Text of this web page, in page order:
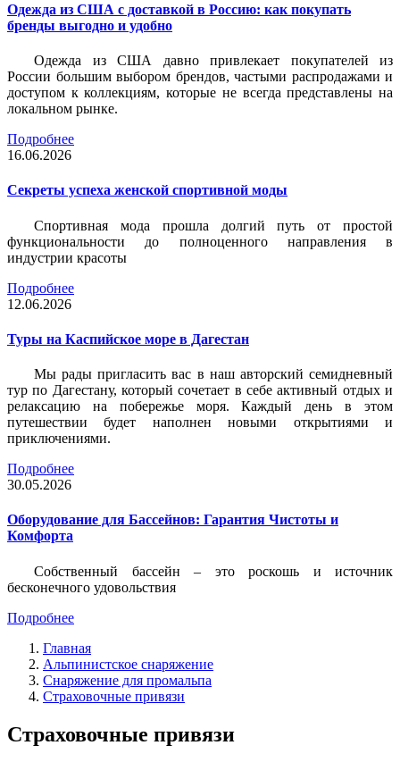
Одежда из США с доставкой в Россию: как покупать
бренды выгодно и удобно
Одежда из США давно привлекает покупателей из
России большим выбором брендов, частыми распродажами и
доступом к коллекциям, которые не всегда представлены на
локальном рынке.
Подробнее
16.06.2026
Секреты успеха женской спортивной моды
Спортивная мода прошла долгий путь от простой
функциональности до полноценного направления в
индустрии красоты
Подробнее
12.06.2026
Туры на Каспийское море в Дагестан
Мы рады пригласить вас в наш авторский семидневный
тур по Дагестану, который сочетает в себе активный отдых и
релаксацию на побережье моря. Каждый день в этом
путешествии будет наполнен новыми открытиями и
приключениями.
Подробнее
30.05.2026
Оборудование для Бассейнов: Гарантия Чистоты и
Комфорта
Собственный бассейн – это роскошь и источник
бесконечного удовольствия
Подробнее
Главная
Альпинистское снаряжение
Снаряжение для промальпа
Страховочные привязи
Страховочные привязи